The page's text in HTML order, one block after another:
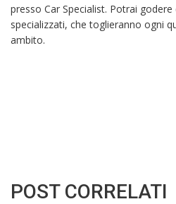
presso Car Specialist. Potrai godere
specializzati, che toglieranno ogni
ambito.
POST CORRELATI